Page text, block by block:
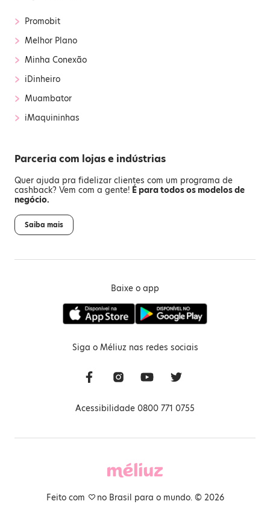
› Promobit
› Melhor Plano
› Minha Conexão
› iDinheiro
› Muambator
› iMaquininhas
Parceria com lojas e indústrias
Quer ajuda pra fidelizar clientes com um programa de
cashback? Vem com a gente! É para todos os modelos de
negócio.
Saiba mais
Baixe o app
Siga o Méliuz nas redes sociais
Acessibilidade 0800 771 0755
Feito com
no Brasil para o mundo. © 2026